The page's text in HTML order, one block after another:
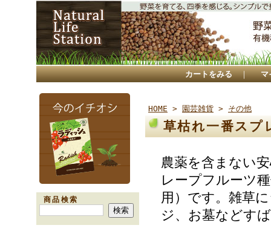
カートをみる ｜ マ
商品検索
HOME > 園芸雑貨 > その他
草枯れ一番スプ
農薬を含まない
レープフルーツ
用）です。雑草
ジ、お墓などす